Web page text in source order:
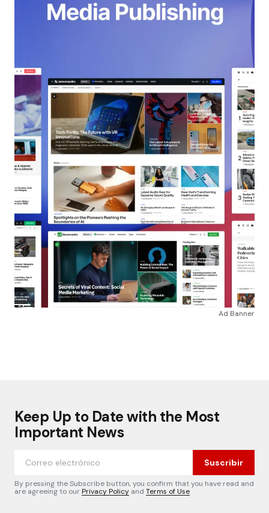
Ad Banner
Keep Up to Date with the Most
Important News
Suscribir
By pressing the Subscribe button, you confirm that you have read and
are agreeing to ourPrivacy Policy and Terms of Use